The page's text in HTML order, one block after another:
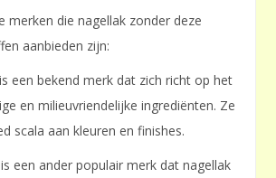
merken die nagellak zonder deze
aanbieden zijn:
een bekend merk dat zich richt op het
en milieuvriendelijke ingrediënten. Ze
scala aan kleuren en finishes.
is een ander populair merk dat nagellak